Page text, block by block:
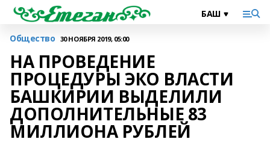
Общество 30 НОЯБРЯ 2019, 05:00
НА ПРОВЕДЕНИЕ
ПРОЦЕДУРЫ ЭКО ВЛАСТИ
БАШКИРИИ ВЫДЕЛИЛИ
ДОПОЛНИТЕЛЬНЫЕ 83
МИЛЛИОНА РУБЛЕЙ